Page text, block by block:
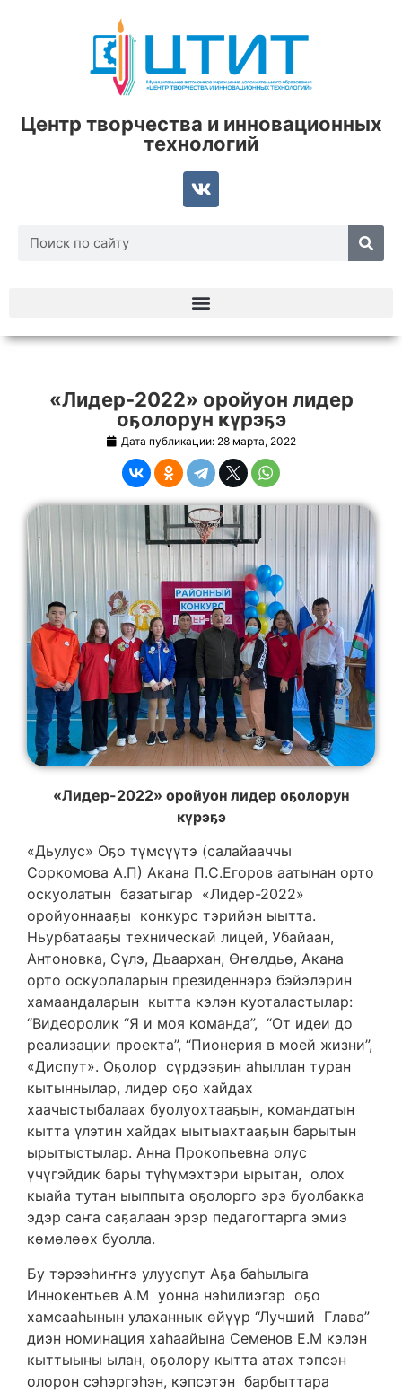
Центр творчества и инновационных
технологий
«Лидер-2022» оройуон лидер
оҕолорун күрэҕэ
Дата публикации: 28 марта, 2022
«Лидер-2022» оройуон лидер оҕолорун
күрэҕэ
«Дьулус» Оҕо түмсүүтэ (салайааччы
Соркомова А.П) Акана П.С.Егоров аатынан орто
оскуолатын базатыгар «Лидер-2022»
оройуоннааҕы конкурс тэрийэн ыытта.
Ньурбатааҕы техническай лицей, Убайаан,
Антоновка, Сүлэ, Дьаархан, Өҥөлдьө, Акана
орто оскуолаларын президеннэрэ бэйэлэрин
хамаандаларын кытта кэлэн куоталастылар:
“Видеоролик “Я и моя команда”, “От идеи до
реализации проекта”, “Пионерия в моей жизни”,
«Диспут». Оҕолор сүрдээҕин аһыллан туран
кытыннылар, лидер оҕо хайдах
хаачыстыбалаах буолуохтааҕын, командатын
кытта үлэтин хайдах ыытыахтааҕын барытын
ырытыстылар. Анна Прокопьевна олус
үчүгэйдик бары түһүмэхтэри ырытан, олох
кыайа тутан ыыппыта оҕолорго эрэ буолбакка
эдэр саҥа саҕалаан эрэр педагогтарга эмиэ
көмөлөөх буолла.
Бу тэрээһиҥҥэ улууспут Аҕа баһылыга
Иннокентьев А.М уонна нэһилиэгэр оҕо
хамсааһынын улаханнык өйүүр “Лучший Глава”
диэн номинация хаһаайына Семенов Е.М кэлэн
кыттыыны ылан, оҕолору кытта атах тэпсэн
олорон сэһэргэһэн, кэпсэтэн барбыттара